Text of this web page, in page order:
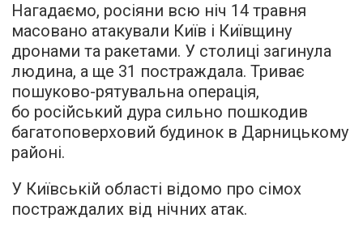
Нагадаємо, росіяни всю ніч 14 травня
масовано атакували Київ і Київщину
дронами та ракетами. У столиці загинула
людина, а ще 31 постраждала. Триває
пошуково-рятувальна операція,
бо російський дура сильно пошкодив
багатоповерховий будинок в Дарницькому
районі.
У Київській області відомо про сімох
постраждалих від нічних атак.